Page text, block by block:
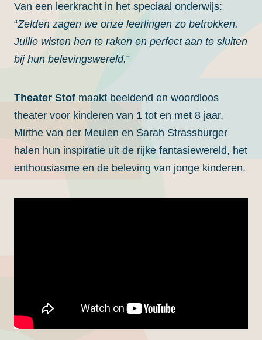
Van een leerkracht in het speciaal onderwijs:
“Zelden zagen we onze leerlingen zo betrokken.
Jullie wisten hen te raken en perfect aan te sluiten
bij hun belevingswereld.”
Theater Stof maakt beeldend en woordloos
theater voor kinderen van 1 tot en met 8 jaar.
Mirthe van der Meulen en Sarah Strassburger
halen hun inspiratie uit de rijke fantasiewereld, het
enthousiasme en de beleving van jonge kinderen.